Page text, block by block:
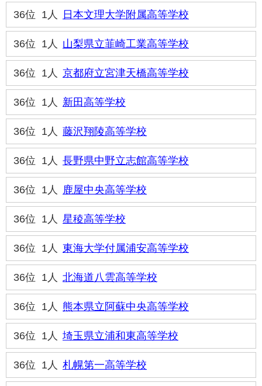
36位 1人 日本文理大学附属高等学校
36位 1人 山梨県立韮崎工業高等学校
36位 1人 京都府立宮津天橋高等学校
36位 1人 新田高等学校
36位 1人 藤沢翔陵高等学校
36位 1人 長野県中野立志館高等学校
36位 1人 鹿屋中央高等学校
36位 1人 星稜高等学校
36位 1人 東海大学付属浦安高等学校
36位 1人 北海道八雲高等学校
36位 1人 熊本県立阿蘇中央高等学校
36位 1人 埼玉県立浦和東高等学校
36位 1人 札幌第一高等学校